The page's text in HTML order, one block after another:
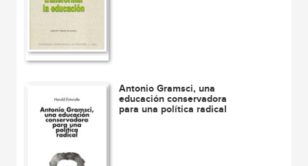
Antonio Gramsci, una
educación conservadora
para una política radical